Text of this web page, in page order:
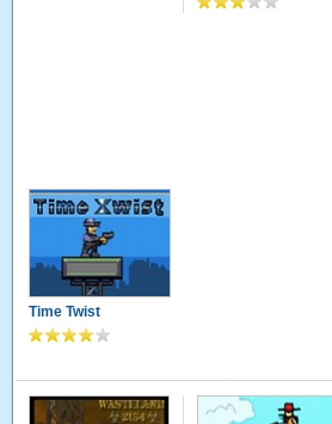
Time Twist